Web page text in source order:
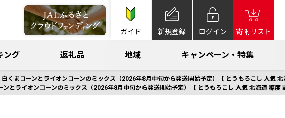
ガイド 新規登録 ログイン 寄附リスト
ング 返礼品 地域 キャンペーン・特集
くまコーンとライオンコーンのミックス（2026年8月中旬から発送開始予定）【 とうもろこし 人
とライオンコーンのミックス（2026年8月中旬から発送開始予定）【 とうもろこし 人気 北海道 糖